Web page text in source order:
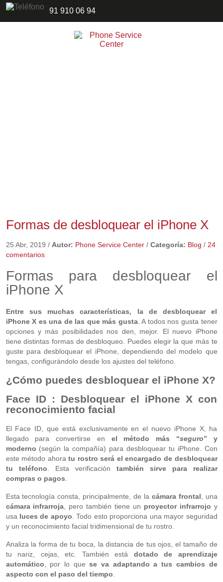
91 910 06 94
Formas de desbloquear el iPhone X
25 Abr, 2019 / Autor: Phone Service Center/ Categoría: Blog / 24
comentarios
Formas para desbloquear el
iPhone X
Entre sus muchas características, la de desbloquear el
iPhone X es una de las que más gusta. A todos nos gusta tener
opciones y más posibilidades nos den, mejor. El nuevo iPhone
tiene distintas formas de desbloqueo. Puedes elegir la que más te
guste para desbloquear el iPhone, dependiendo del modelo que
tengas, configurándolo desde los ajustes del teléfono.
¿Cómo puedes desbloquear el iPhone X?
Face ID : Desbloquear el iPhone X con
reconocimiento facial
El Face ID, que está exclusivamente en el nuevo iPhone X, ha
llegado para convertirse en el método más “seguro” y
moderno (según la compañía) para desbloquear tu iPhone. Con
este método ahoratu rostro será el encargado de desbloquear
tu teléfono . Esta verificación también sirve para realizar
compras o pagos
Esta tecnología consta, principalmente, de la cámara frontal , una
cámara infrarroja , pero también tiene un proyector infrarrojo y
usa luces de apoyo . Todo esto proporciona una mayor seguridad
y un reconocimiento facial tridimensional de tu rostro.
Analiza la forma de tu boca, la distancia de tus ojos, el tamaño de
tu nariz, cejas, etc. También está dotado de aprendizaje
automático , por lo quese va adaptando a tus cambios de
aspecto con el paso del tiempo